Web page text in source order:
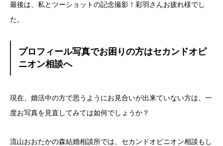
最後は、私とツーショットの記念撮影！彩羽さんお疲れ様でし
た。
プロフィール写真でお困りの方はセカンドオピ
ニオン相談へ
現在、婚活中の方で思うようにお見合いが出来ていない方は、一
度お写真を見直してみては如何でしょうか？
流山おおたかの森結婚相談所では、セカンドオピニオン相談もし